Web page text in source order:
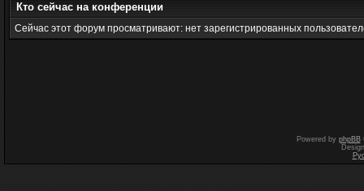
Кто сейчас на конференции
Сейчас этот форум просматривают: нет зарегистрированных
Powered by phpBB